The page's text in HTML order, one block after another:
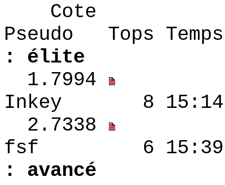
Cote
Pseudo Tops
: élite
1.7994
Inkey 8 15:14
2.7338
fsf 6
: avancé